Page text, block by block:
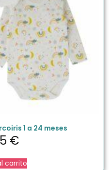
1 a 24 meses
€
carrito